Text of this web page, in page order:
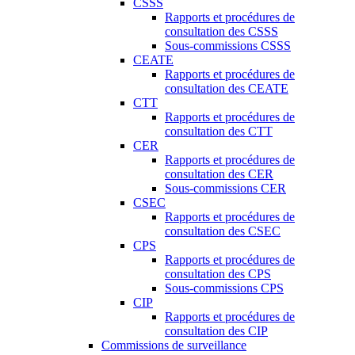
CSSS
Rapports et procédures de
consultation des CSSS
Sous-commissions CSSS
CEATE
Rapports et procédures de
consultation des CEATE
CTT
Rapports et procédures de
consultation des CTT
CER
Rapports et procédures de
consultation des CER
Sous-commissions CER
CSEC
Rapports et procédures de
consultation des CSEC
CPS
Rapports et procédures de
consultation des CPS
Sous-commissions CPS
CIP
Rapports et procédures de
consultation des CIP
Commissions de surveillance